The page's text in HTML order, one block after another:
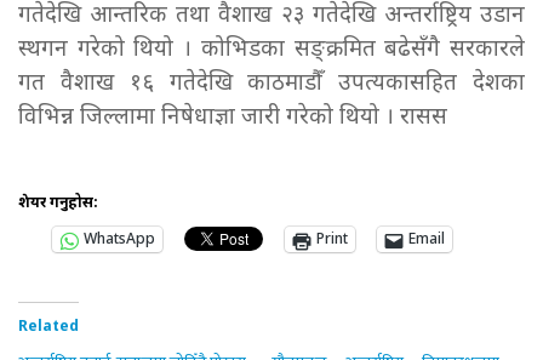
गतेदेखि आन्तरिक तथा वैशाख २३ गतेदेखि अन्तर्राष्ट्रिय उडान
स्थगन गरेको थियो । कोभिडका सङ्क्रमित बढेसँगै सरकारले
गत वैशाख १६ गतेदेखि काठमाडौँ उपत्यकासहित देशका
विभिन्न जिल्लामा निषेधाज्ञा जारी गरेको थियो । रासस
शेयर गर्नुहोस:
WhatsApp
Print Email
Related